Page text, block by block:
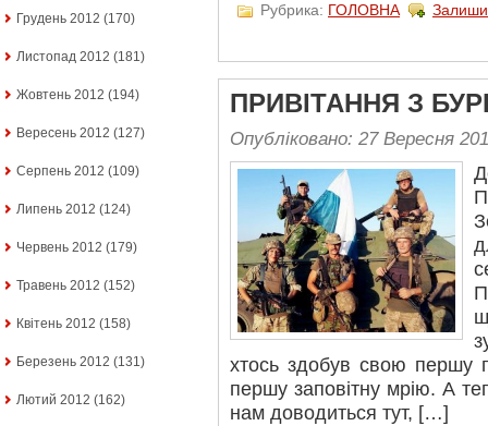
Грудень 2012 (170)
Листопад 2012 (181)
Жовтень 2012 (194)
Вересень 2012 (127)
Серпень 2012 (109)
Липень 2012 (124)
Червень 2012 (179)
Травень 2012 (152)
Квітень 2012 (158)
Березень 2012 (131)
Лютий 2012 (162)
Рубрика: ГОЛОВНА
ПРИВІТАННЯ З
Опубліковано: 27 Вересня
хтось здобув свою першу
першу заповітну мрію. А
нам доводиться тут, […]